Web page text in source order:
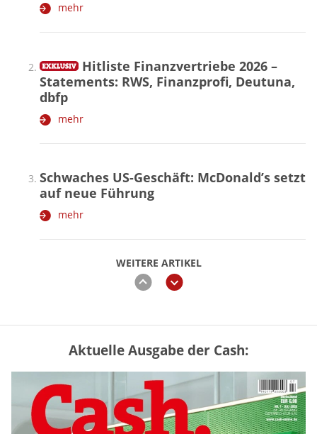
WEITERE ARTIKEL
zurückweiter
mehr
Hitliste Finanzvertriebe 2026 –
Statements: RWS, Finanzprofi, Deutuna,
dbfp
mehr
Schwaches US-Geschäft: McDonald’s setzt
auf neue Führung
mehr
Mütterrente III Tabelle: So viel Renten-
Nachzahlung ist pro Kind möglich
mehr
Aktuelle Ausgabe der Cash: